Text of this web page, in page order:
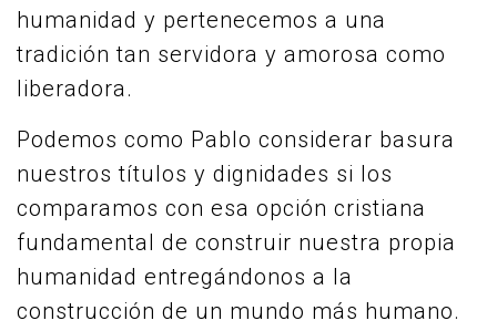
humanidad y pertenecemos a una
tradición tan servidora y amorosa como
liberadora.
Podemos como Pablo considerar basura
nuestros títulos y dignidades si los
comparamos con esa opción cristiana
fundamental de construir nuestra propia
humanidad entregándonos a la
construcción de un mundo más humano.